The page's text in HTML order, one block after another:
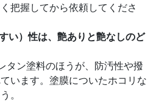
把握してから依頼してくださ
い）性は、艶ありと艶なしのど
タン塗料のほうが、防汚性や撥
います。塗膜についたホコリな
。